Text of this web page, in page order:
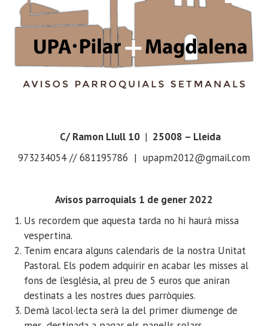
C/ Ramon Llull 10 | 25008 – Lleida
973234054 // 681195786 | upapm2012@gmail.com
Avisos parroquials 1 de gener 2022
Us recordem que aquesta tarda no hi haurà missa
vespertina.
Tenim encara alguns calendaris de la nostra Unitat
Pastoral. Els podem adquirir en acabar les misses al
fons de l’església, al preu de 5 euros que aniran
destinats a les nostres dues parròquies.
Demà lacol·lecta serà la del primer diumenge de